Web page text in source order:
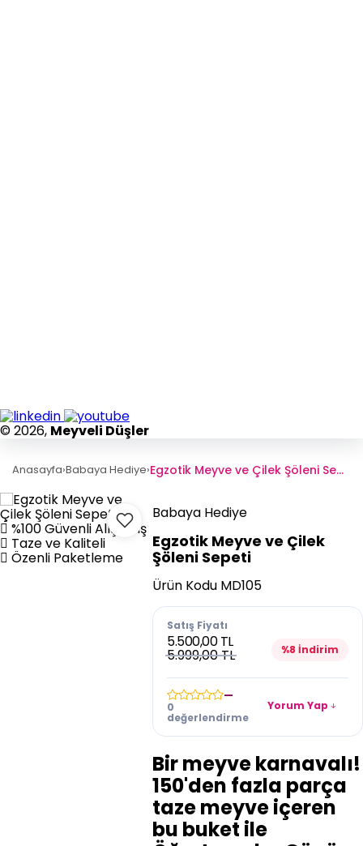
© 2026, Meyveli Düşler
Anasayfa›Babaya Hediye› Egzotik Meyve ve Çilek Şöleni Sepeti
%100 Güvenli Alışveriş
Taze ve Kaliteli
Özenli Paketleme
Babaya Hediye
Egzotik Meyve ve Çilek
Şöleni Sepeti
Ürün Kodu MD105
Satış Fiyatı
5.500,00 TL
5.999,00 TL %8 İndirim
—
0
değerlendirme
Yorum Yap
Bir meyve karnavalı!
150'den fazla parça
taze meyve içeren
bu buket ile